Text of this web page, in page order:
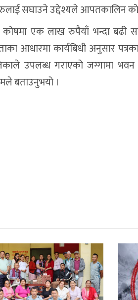
सघाउने उद्देश्यले आपतकालिन
एक लाख रुपैयाँ भन्दा बढी
आधारमा कार्यबिधी अनुसार
उपलब्ध गराएको जग्गामा भवन
बताउनुभयो ।